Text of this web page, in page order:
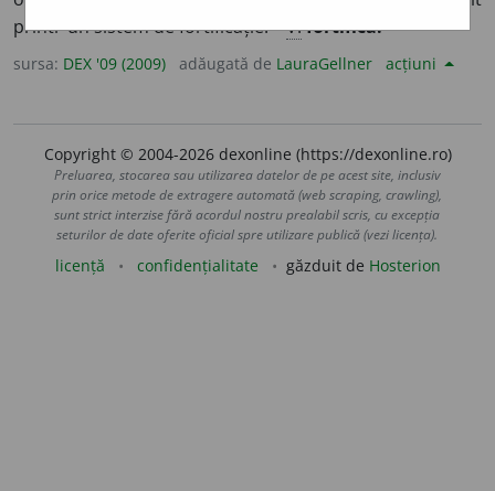
printr-un sistem de fortificație. –V.fortifica.
sursa: DEX '09 (2009) adăugată de LauraGellner acțiuni
Copyright © 2004-2026 dexonline (https://dexonline.ro)
Preluarea, stocarea sau utilizarea datelor de pe acest site, inclusiv
prin orice metode de extragere automată (web scraping, crawling),
sunt strict interzise fără acordul nostru prealabil scris, cu excepția
seturilor de date oferite oficial spre utilizare publică (vezi licența).
licență confidențialitate găzduit de Hosterion